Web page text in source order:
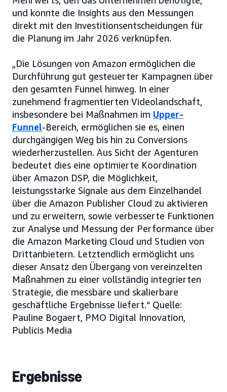
und konnte die Insights aus den Messungen
direkt mit den Investitionsentscheidungen für
die Planung im Jahr 2026 verknüpfen.
„Die Lösungen von Amazon ermöglichen die
Durchführung gut gesteuerter Kampagnen über
den gesamten Funnel hinweg. In einer
zunehmend fragmentierten Videolandschaft,
insbesondere bei Maßnahmen im Upper-
Funnel-Bereich, ermöglichen sie es, einen
durchgängigen Weg bis hin zu Conversions
wiederherzustellen. Aus Sicht der Agenturen
bedeutet dies eine optimierte Koordination
über Amazon DSP, die Möglichkeit,
leistungsstarke Signale aus dem Einzelhandel
über die Amazon Publisher Cloud zu aktivieren
und zu erweitern, sowie verbesserte Funktionen
zur Analyse und Messung der Performance über
die Amazon Marketing Cloud und Studien von
Drittanbietern. Letztendlich ermöglicht uns
dieser Ansatz den Übergang von vereinzelten
Maßnahmen zu einer vollständig integrierten
Strategie, die messbare und skalierbare
geschäftliche Ergebnisse liefert.“ Quelle:
Pauline Bogaert, PMO Digital Innovation,
Publicis Media
Ergebnisse